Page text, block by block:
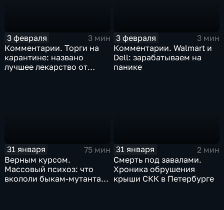
3 февраля
3 мин
Комментарии. Торги на
карантине: названо
лучшее лекарство от
3 февраля
3 мин
Комментарии. Walmart и
Dell: зарабатываем на
панике
31 января
75 мин
Верным курсом.
Массовый психоз: что
вкололи быкам-мутантам,
31 января
2 мин
Смерть под завалами.
Хроника обрушения
крыши СКК в Петербурге